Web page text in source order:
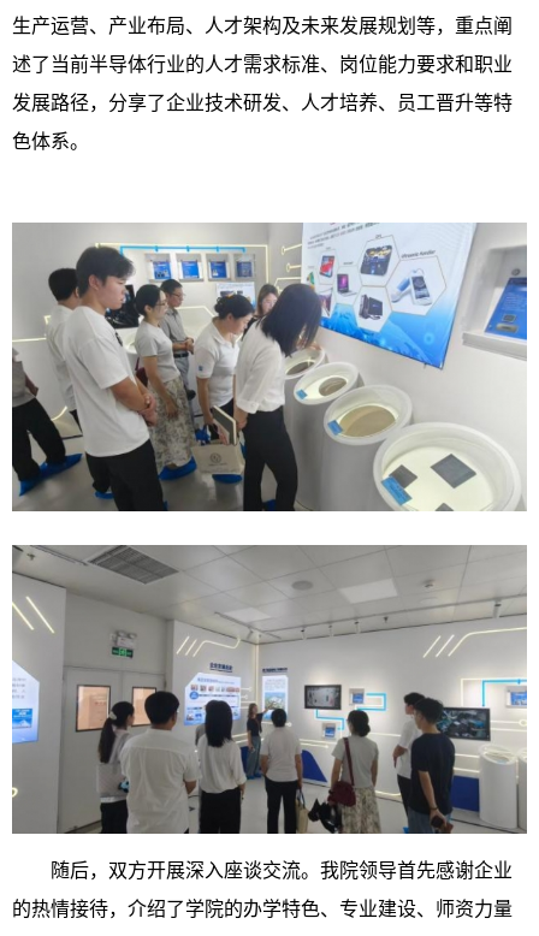
生产运营、产业布局、人才架构及未来发展规划 等，重点阐
述了当前半导体行业的人才需求标准、岗位能力要求和职业
发展路径，分享了企业技术研发、人才培养、员工晋升等特
色体系。
随后，双方开展深入座谈交流。我院领导首先感谢企业
的热情接待，介绍了学院的办学特色、专业建设、师资力量